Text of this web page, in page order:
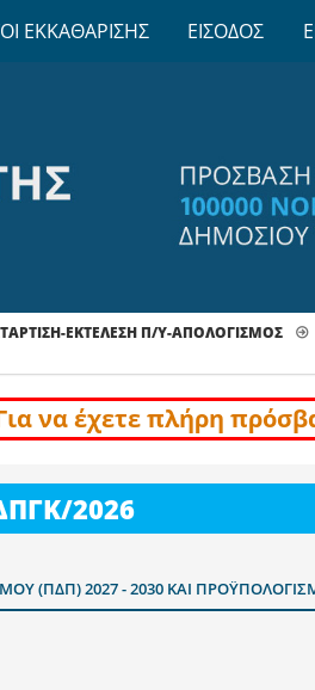
ΕΚΚΑΘΑΡΙΣΗΣ ΕΙΣΟΔΟΣ
ΕΚΤΕΛΕΣΗ Π/Υ-ΑΠΟΛΟΓΙΣΜΟΣ
να έχετε πλήρη
2026
(ΠΔΠ) 2027 - 2030 ΚΑΙ